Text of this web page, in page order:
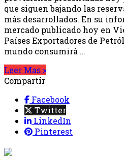
que siguen bajando las
más desarrollados. En su
mercado publicado hoy en
Países Exportadores de
mundo consumirá …
Leer Mas »
Compartir
Facebook
Twitter
LinkedIn
Pinterest